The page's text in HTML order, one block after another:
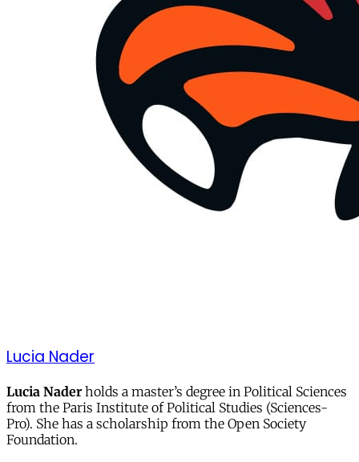
Lucia Nader
Lucia Naderholds a master’s degree in Political Sciences
from the Paris Institute of Political Studies (Sciences-
Pro). She has a scholarship from the Open Society
Foundation.